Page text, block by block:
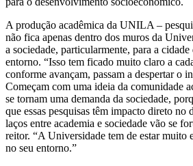
A produção acadêmica da UNILA –
não fica apenas dentro dos muros da
a sociedade, particularmente, para a
entorno. “Isso tem ficado muito claro a
conforme avançam, passam a despertar o
Começam com uma ideia da comunidade
se tornam uma demanda da sociedade,
que essas pesquisas têm impacto direto no
laços entre academia e sociedade vão se
reitor. “A Universidade tem de estar muito
no seu entorno.”